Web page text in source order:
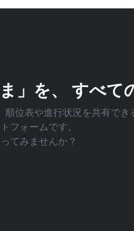
」を、 すべて
順位表や進行状況を共有でき
フォームです。
てみませんか？